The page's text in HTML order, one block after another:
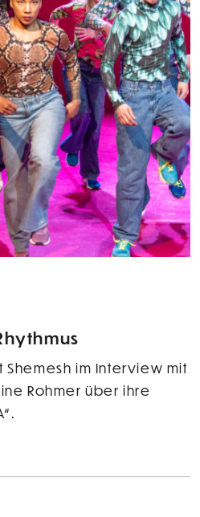
Shemesh im Interview mit
Rohmer über ihre